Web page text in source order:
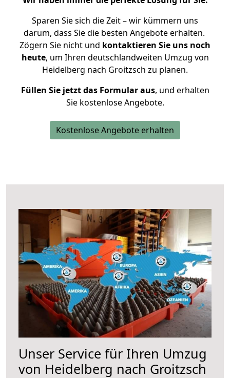
Sparen Sie sich die Zeit – wir kümmern uns
darum, dass Sie die besten Angebote erhalten.
Zögern Sie nicht und kontaktieren Sie uns noch
heute, um Ihren deutschlandweiten Umzug von
Heidelberg nach Groitzsch zu planen.
Füllen Sie jetzt das Formular aus, und erhalten
Sie kostenlose Angebote.
Kostenlose Angebote erhalten
Unser Service für Ihren Umzug
von Heidelberg nach Groitzsch